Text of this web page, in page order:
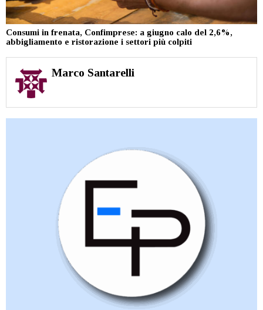
Consumi in frenata, Confimprese: a giugno calo del 2,6%,
abbigliamento e ristorazione i settori più colpiti
Marco Santarelli